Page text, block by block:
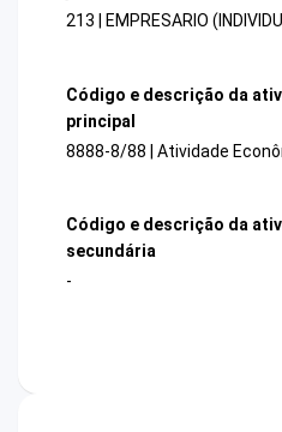
213 | EMPRESARIO
Código e descrição da
principal
8888-8/88 | Atividade
Código e descrição da
secundária
-